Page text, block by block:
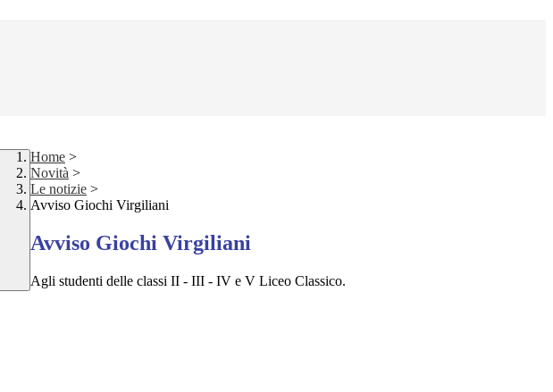
Home >
Novità >
Le notizie >
Avviso Giochi Virgiliani
Avviso Giochi Virgiliani
Agli studenti delle classi II - III - IV e V Liceo Classico.